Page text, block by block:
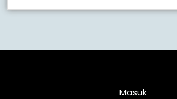
Masuk